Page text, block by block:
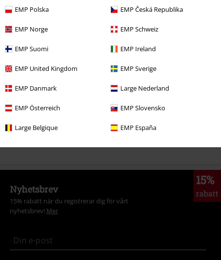
EMP Polska EMP Česká Republika
EMP Norge EMP Schweiz
EMP Suomi EMP Ireland
EMP United Kingdom EMP Sverige
EMP Danmark Large Nederland
EMP Österreich EMP Slovensko
Large Belgique EMP España
More categories. More options.
15%
rabatt
Nyhetsbrev
15% rabatt när du registrerar dig för vårt
nyhetsbrev! Mer